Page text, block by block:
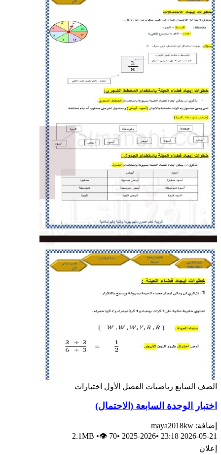
الصف السابع رياضيات الفصل الأول اختبارات
اختبار الوحدة السابعة (الاحتمال)
إضافة: maya2018kw
2026-05-21 23:18
•
2025-2026
•
2.1MB •👁 70
إعلان